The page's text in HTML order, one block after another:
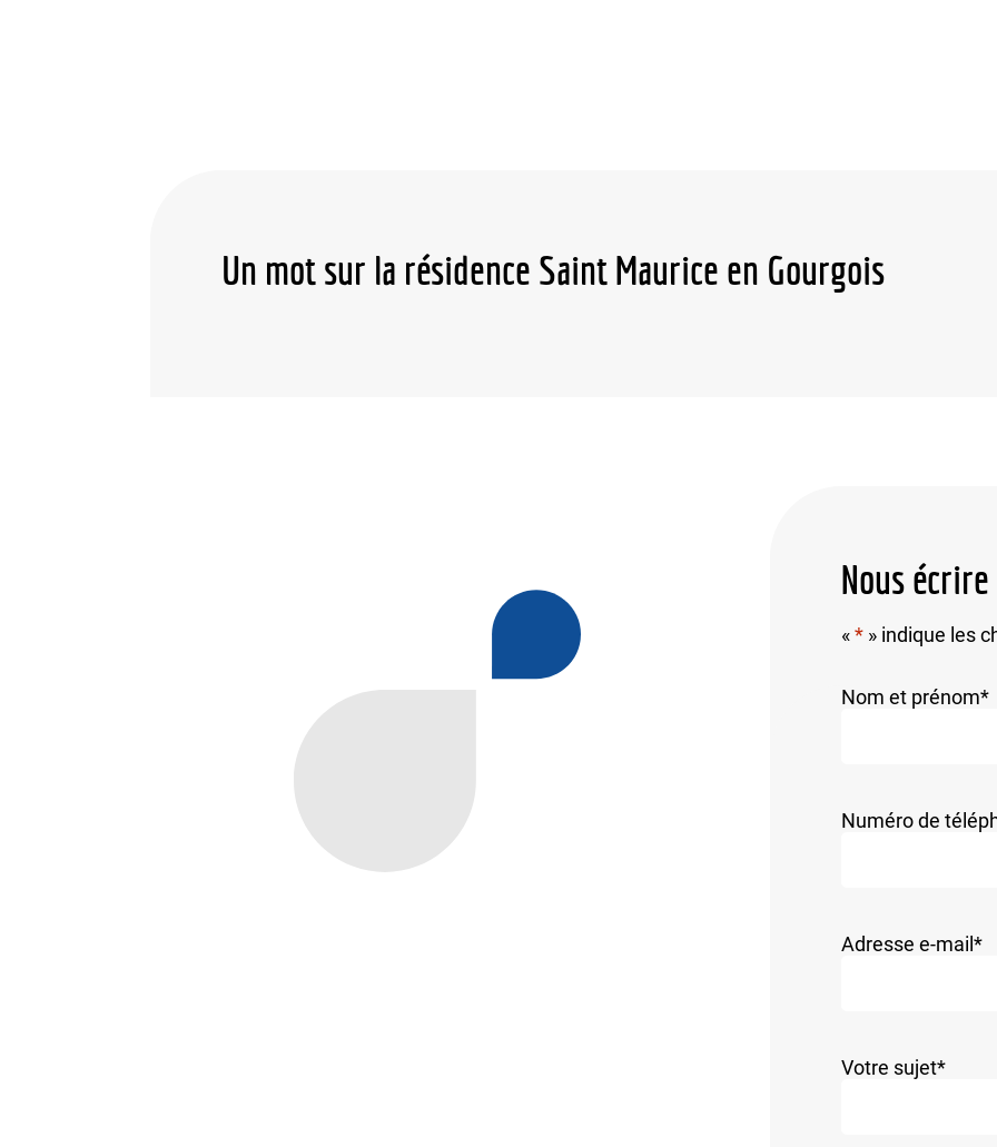
Un mot sur la résidence Saint Maurice en Gourgois
Nous écrire
«* » indique les
Nom et prénom*
Numéro de
Adresse e-mail*
Votre sujet*